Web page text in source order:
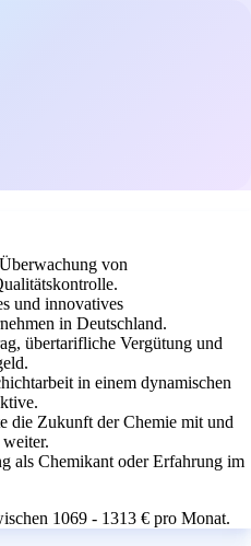
von
und innovatives
in Deutschland.
übertarifliche Vergütung und
in einem dynamischen
die Zukunft der Chemie mit und
als Chemikant oder Erfahrung im
1069 - 1313 € pro Monat.